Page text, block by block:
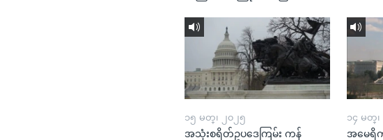
၁၅ မတ္၊ ၂၀၂၅
အသုံးစရိတ်ဥပဒေကြမ်း ကန်
၁၄ မတ္၊
အမေ